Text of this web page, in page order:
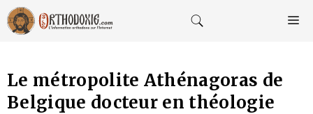
Aller
au
contenu
Le métropolite Athénagoras de
Belgique docteur en théologie